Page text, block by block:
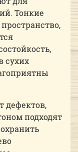
Тонкие
сухих
дефектов,
подходят